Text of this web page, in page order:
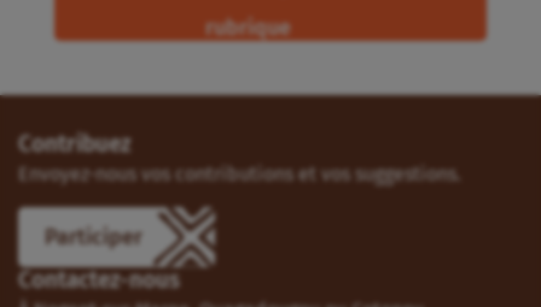
rubrique
Contribuez
Envoyez-nous vos contributions et vos suggestions.
Participer
Contactez-nous